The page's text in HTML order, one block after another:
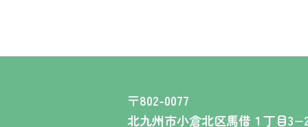
〒802-0077
北九州市小倉北区馬借１丁目